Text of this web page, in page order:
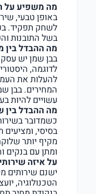
מה משפיע על
באופן טבעי,
לשחק תפקיד.
בשל התובנות
מה ההבדל בין
בבן שמן יש
לדוגמה,
להעלות את
המחירים. בבן
עשויים להיות
מה ההבדל בין
כשמדובר
בסיסי,
מקיף יותר
ומתן עם
על איזה
ישנם שירותים
הטכנולוגיה,